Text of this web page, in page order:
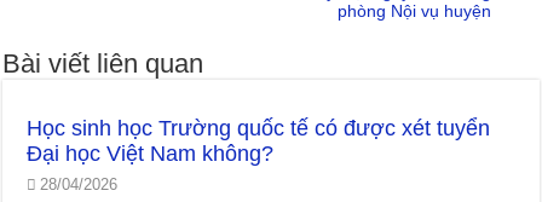
phòng Nội vụ huyện
Bài viết liên quan
Học sinh học Trường quốc tế có được xét tuyển
Đại học Việt Nam không?
28/04/2026